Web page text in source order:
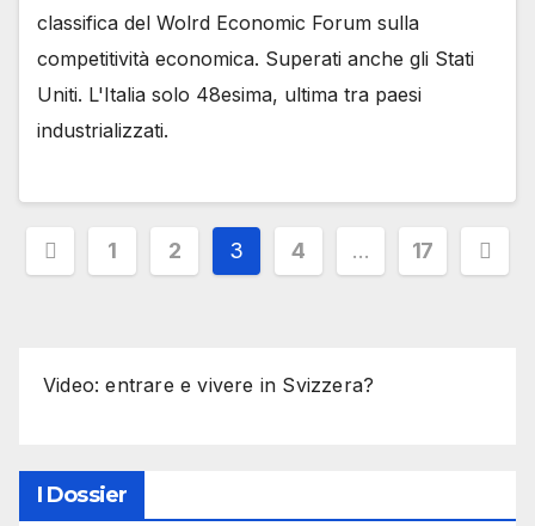
classifica del Wolrd Economic Forum sulla
competitività economica. Superati anche gli Stati
Uniti. L'Italia solo 48esima, ultima tra paesi
industrializzati.
Paginazione
1 2 3 4 … 17
Video: entrare e vivere in Svizzera?
I Dossier